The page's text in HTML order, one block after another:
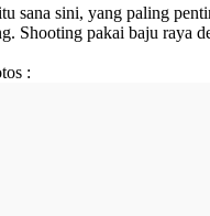
sana sini, yang paling
pakai baju raya
: